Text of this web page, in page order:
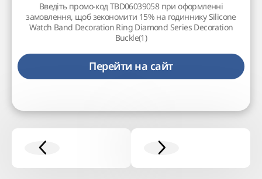
Введіть промо-код TBD06039058 при оформленні
замовлення, щоб зекономити 15% на годиннику Silicone
Watch Band Decoration Ring Diamond Series Decoration
Buckle(1)
Перейти на сайт